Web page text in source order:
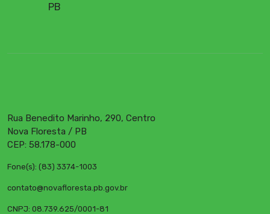
PB
Rua Benedito Marinho, 290, Centro
Nova Floresta / PB
CEP: 58.178-000
Fone(s): (83) 3374-1003
contato@novafloresta.pb.gov.br
CNPJ: 08.739.625/0001-81